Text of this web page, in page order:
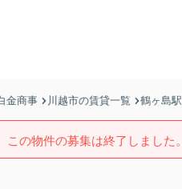
金商事 川越市の賃貸一覧 鶴ヶ島駅
この物件の募集は終了しました。